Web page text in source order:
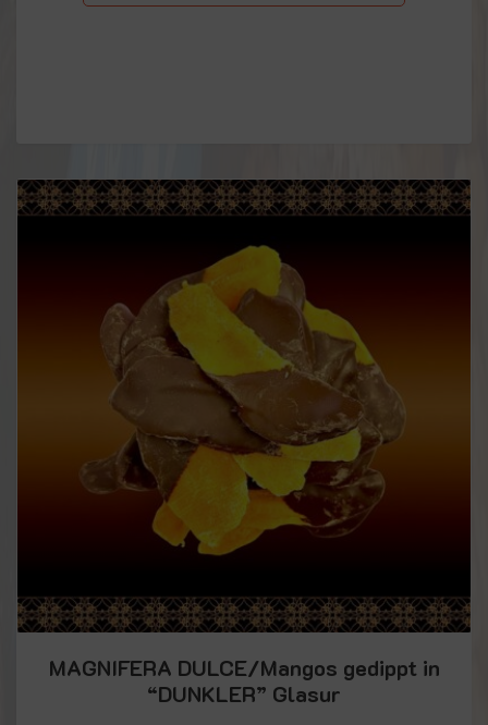
MAGNIFERA DULCE/Mangos gedippt in
“DUNKLER” Glasur